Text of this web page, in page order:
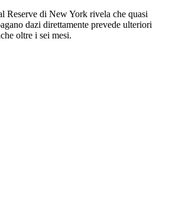
Reserve di New York rivela che quasi
dazi direttamente prevede ulteriori
oltre i sei mesi.